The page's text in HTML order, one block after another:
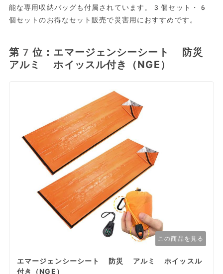
能な専用収納バッグも付属されています。3個セット・6
個セットのお得なセット販売で災害用におすすめです。
第7位：エマージェンシーシート 防災
アルミ ホイッスル付き（NGE）
この商品を見る
エマージェンシーシート 防災 アルミ ホイッスル
付き（NGE）